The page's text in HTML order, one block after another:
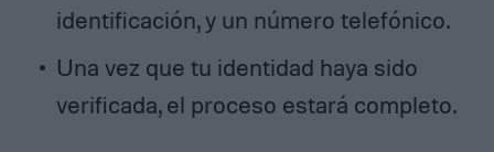
identificación, y un número telefónico.
Una vez que tu identidad haya sido
verificada, el proceso estará completo.